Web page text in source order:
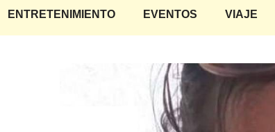
ENTRETENIMIENTO EVENTOS VIAJE